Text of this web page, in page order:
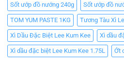
Sốt ướp đồ nướng 240g Sốt ướp đồ
TOM YUM PASTE 1KG Tương Tàu Xì
Xì Dầu Đặc Biệt Lee Kum Kee Xì dầu
Xì dầu đặc biệt Lee Kum Kee 1.75L Ớt